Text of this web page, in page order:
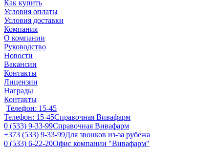
Как купить
Условия оплаты
Условия доставки
Компания
О компании
Руководство
Новости
Вакансии
Контакты
Лицензии
Награды
Контакты
Телефон: 15-45
Телефон: 15-45Справочная Вивафарм
0 (533) 9-33-99Справочная Вивафарм
+373 (533) 9-33-99Для звонков из-за рубежа
0 (533) 6-22-20Офис компании "Вивафарм"